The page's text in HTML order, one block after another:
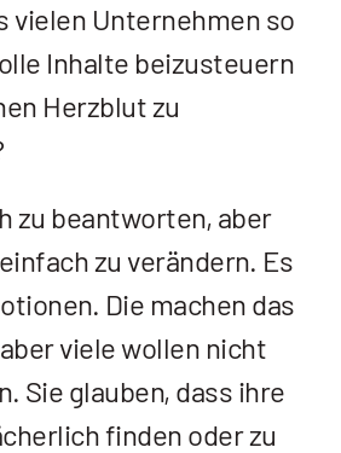
vielen Unternehmen so
Inhalte beizusteuern
Herzblut zu
zu beantworten, aber
zu verändern. Es
Die machen das
viele wollen nicht
Sie glauben, dass ihre
finden oder zu